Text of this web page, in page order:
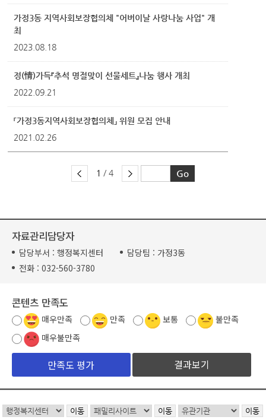
가정3동 지역사회보장협의체 "어버이날 사랑나눔 사업" 개
최
2023.08.18
정(情)가득『추석 명절맞이 선물세트』나눔 행사 개최
2022.09.21
「가정3동지역사회보장협의체」 위원 모집 안내
2021.02.26
1 / 4
자료관리담당자
담당부서 : 행정복지센터 담당팀 : 가정3동
전화 : 032-560-3780
콘텐츠 만족도
매우만족 만족 보통
불만족
매우불만족
결과보기